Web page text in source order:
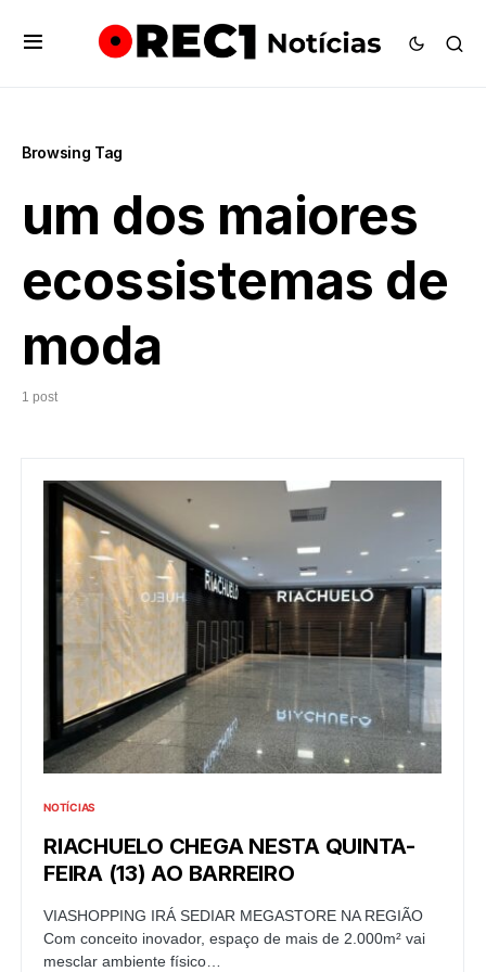
Browsing Tag
um dos maiores
ecossistemas de
moda
1 post
NOTÍCIAS
RIACHUELO CHEGA NESTA QUINTA-
FEIRA (13) AO BARREIRO
VIASHOPPING IRÁ SEDIAR MEGASTORE NA REGIÃO
Com conceito inovador, espaço de mais de 2.000m² vai
mesclar ambiente físico…